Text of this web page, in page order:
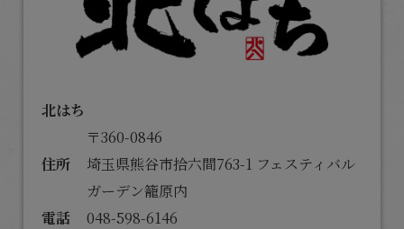
北はち
住所
〒360-0846
埼玉県熊谷市拾六間763-1 フェスティバル
ガーデン籠原内
電話
048-598-6146